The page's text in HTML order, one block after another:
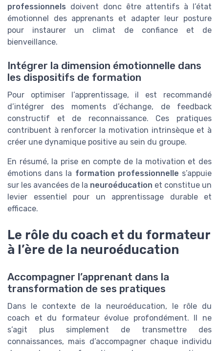
professionnels doivent donc être attentifs à l’état
émotionnel des apprenants et adapter leur posture
pour instaurer un climat de confiance et de
bienveillance.
Intégrer la dimension émotionnelle dans
les dispositifs de formation
Pour optimiser l’apprentissage, il est recommandé
d’intégrer des moments d’échange, de feedback
constructif et de reconnaissance. Ces pratiques
contribuent à renforcer la motivation intrinsèque et à
créer une dynamique positive au sein du groupe.
En résumé, la prise en compte de la motivation et des
émotions dans la formation professionnelle s’appuie
sur les avancées de la neuroéducation et constitue un
levier essentiel pour un apprentissage durable et
efficace.
Le rôle du coach et du formateur
à l’ère de la neuroéducation
Accompagner l’apprenant dans la
transformation de ses pratiques
Dans le contexte de la neuroéducation, le rôle du
coach et du formateur évolue profondément. Il ne
s’agit plus simplement de transmettre des
connaissances, mais d’accompagner chaque individu